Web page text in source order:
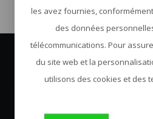
Abonnez-vous à
Restez à jour avec nos
les avez fournies,
des données
télécommunications. Pour
du site web et la
utilisons des cookies et des